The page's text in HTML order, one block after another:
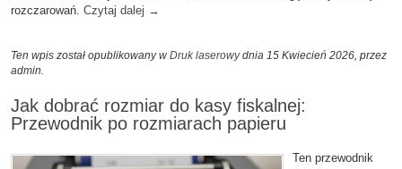
rozczarowań. Czytaj dalej →
Ten wpis został opublikowany w Druk laserowydnia 15 Kwiecień 2026, przez
admin.
Jak dobrać rozmiar do kasy fiskalnej:
Przewodnik po rozmiarach papieru
Ten przewodnik